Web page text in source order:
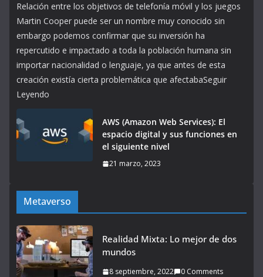
Relación entre los objetivos de telefonía móvil y los juegos
Martin Cooper puede ser un nombre muy conocido sin
embargo podemos confirmar que su inversión ha
repercutido e impactado a toda la población humana sin
importar nacionalidad o lenguaje, ya que antes de esta
creación existía cierta problemática que afectabaSeguir
Leyendo
AWS (Amazon Web Services): El
espacio digital y sus funciones en
el siguiente nivel
21 marzo, 2023
Metaverso
Realidad Mixta: Lo mejor de dos
mundos
8 septiembre, 2022 0 Comments